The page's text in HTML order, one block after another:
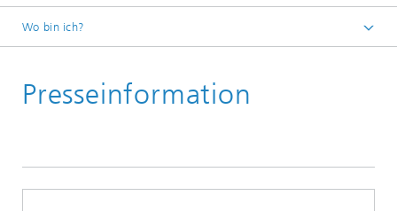
Wo bin ich?
Presse|Aktuelles
Presseinformation